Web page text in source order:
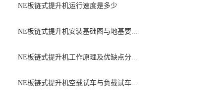
NE板链式提升机运行速度是多少
NE板链式提升机安装基础图与地基要...
NE板链式提升机工作原理及优缺点分...
NE板链式提升机空载试车与负载试车...